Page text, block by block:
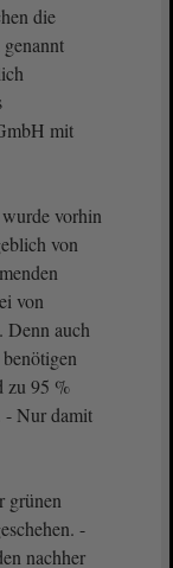
die
mit
vorhin
von
von
Denn auch
zu 95 %
- Nur damit
grünen
-
nachher